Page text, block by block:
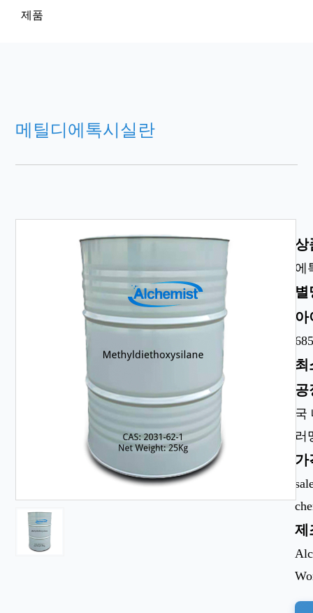
제품
메틸디에톡시실란
상
에
별
아
최
공
국
러
가
제